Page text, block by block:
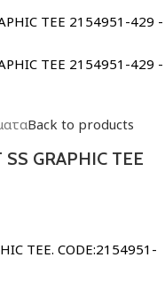
Back to products
GRAPHIC TEE
TEE. CODE:2154951-